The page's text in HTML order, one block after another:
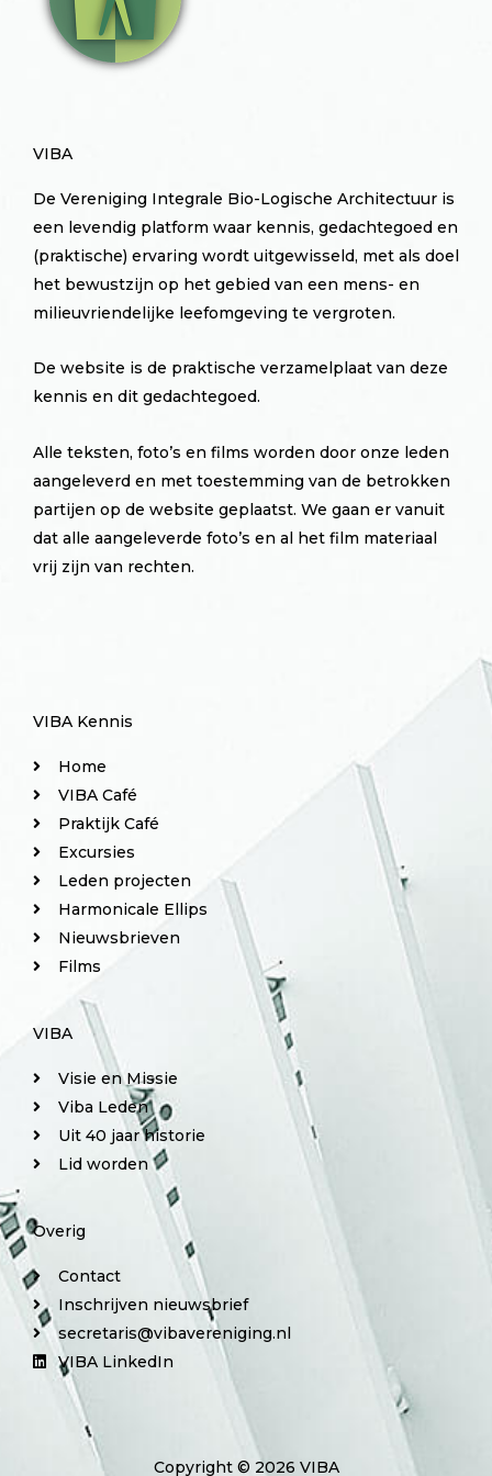
VIBA
De Vereniging Integrale Bio-Logische Architectuur is
een levendig platform waar kennis, gedachtegoed en
(praktische) ervaring wordt uitgewisseld, met als doel
het bewustzijn op het gebied van een mens- en
milieuvriendelijke leefomgeving te vergroten.
De website is de praktische verzamelplaat van deze
kennis en dit gedachtegoed.
Alle teksten, foto’s en films worden door onze leden
aangeleverd en met toestemming van de betrokken
partijen op de website geplaatst. We gaan er vanuit
dat alle aangeleverde foto’s en al het film materiaal
vrij zijn van rechten.
VIBA Kennis
Home
VIBA Café
Praktijk Café
Excursies
Leden projecten
Harmonicale Ellips
Nieuwsbrieven
Films
VIBA
Visie en Missie
Viba Leden
Uit 40 jaar historie
Lid worden
Overig
Contact
Inschrijven nieuwsbrief
secretaris@vibavereniging.nl
VIBA LinkedIn
Copyright © 2026 VIBA